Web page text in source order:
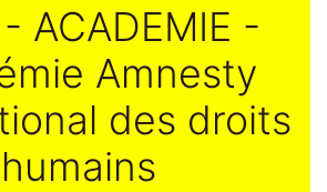
ACADEMIE -
Amnesty
des droits
humains